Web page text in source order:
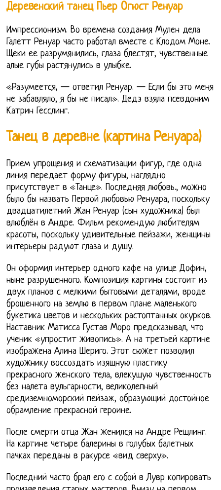
Деревенский танец Пьер Огюст Ренуар
Импрессионизм. Во времена создания Мулен дела
Галетт Ренуар часто работал вместе с Клодом Моне.
Щеки ее разрумянились, глаза блестят, чувственные
алые губы растянулись в улыбке.
«Разумеется, — ответил Ренуар. — Если бы это меня
не забавляло, я бы не писал». Дедэ взяла псевдоним
Катрин Гесслинг.
Танец в деревне (картина Ренуара)
Прием упрощения и схематизации фигур, где одна
линия передает форму фигуры, наглядно
присутствует в «Танце». Последняя любовь., можно
было бы назвать Первой любовью Ренуара, поскольку
двадцатилетний Жан Ренуар (сын художника) был
влюблён в Андре. Фильм рекомендую любителям
красоты, поскольку удивительные пейзажи, женщины
интерьеры радуют глаза и душу.
Он оформил интерьер одного кафе на улице Дофин,
ныне разрушенного. Композиция картины состоит из
двух планов с мелкими бытовыми деталями, вроде
брошенного на землю в первом плане маленького
букетика цветов и нескольких растоптанных окурков.
Наставник Матисса Густав Моро предсказывал, что
ученик «упростит живопись». А на третьей картине
изображена Алина Шериго. Этот сюжет позволил
художнику воссоздать изящную пластику
прекрасного женского тела, влекущую чувственность
без налета вульгарности, великолепный
средиземноморский пейзаж, образующий достойное
обрамление прекрасной героине.
После смерти отца Жан женился на Андре Решлинг.
На картине четыре балерины в голубых балетных
пачках переданы в ракурсе «вид сверху».
Последний часто брал его с собой в Лувр копировать